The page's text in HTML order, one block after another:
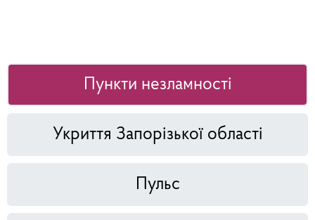
Пункти незламності
Укриття Запорізької області
Пульс